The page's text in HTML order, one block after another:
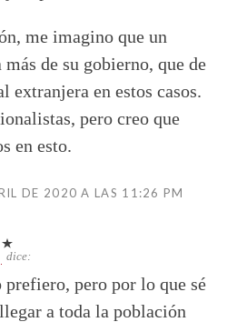
me imagino que un
de su gobierno, que de
extranjera en estos casos.
pero creo que
en esto.
DE 2020 A LAS 11:26 PM
dice:
pero por lo que sé
a toda la población